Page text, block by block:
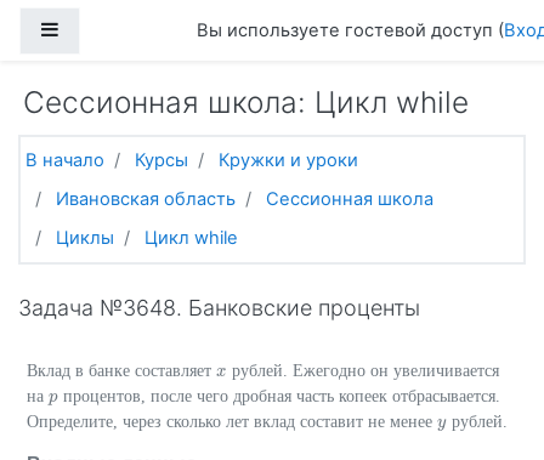
Боковая панельВы используете гостевой доступ (
Сессионная школа: Цикл while
В начало Курсы
Кружки и уроки
Ивановская область
Сессионная школа
Циклы
Цикл while
Задача №3648. Банковские проценты
Вклад в банке составляет x
x рублей. Ежегодно он увеличивается
на p
pпроцентов, после чего дробная часть копеек отбрасывается.
Определите, через сколько лет вклад составит не менее y
yрублей.